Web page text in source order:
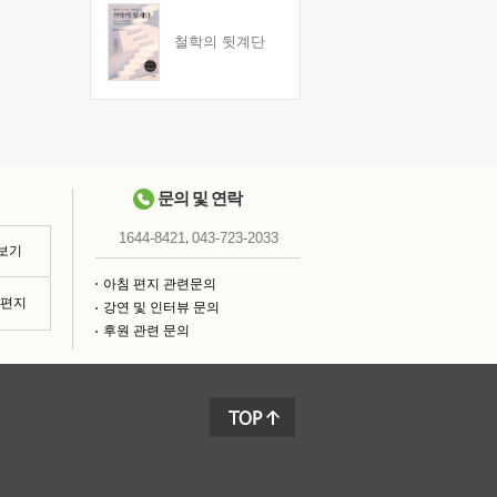
철학의 뒷계단
기
지
문의 및 연락
1644-8421, 043-723-2033
아침 편지 관련문의
강연 및 인터뷰 문의
후원 관련 문의